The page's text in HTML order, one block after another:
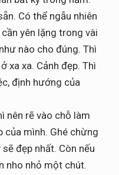
Có thể ngẫu nhiên
yên lặng trong vài
nào cho đúng. Thì
xa xa. Cảnh đẹp. Thì
định hướng của
nên rẽ vào chỗ làm
của mình. Ghé chừng
đẹp nhất. Còn nếu
nho nhỏ một chút.